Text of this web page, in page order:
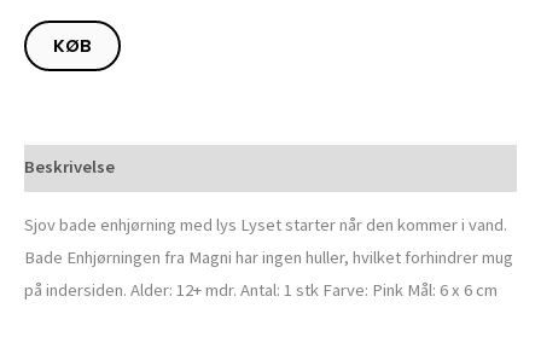
KØB
Beskrivelse
Sjov bade enhjørning med lys Lyset starter når den kommer i vand.
Bade Enhjørningen fra Magni har ingen huller, hvilket forhindrer mug
på indersiden. Alder: 12+ mdr. Antal: 1 stk Farve: Pink Mål: 6 x 6 cm